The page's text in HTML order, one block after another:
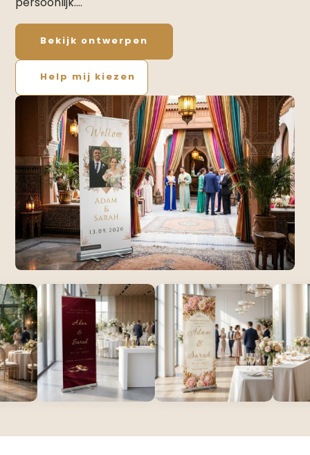
Bekijk ontwerpen
Help mij kiezen